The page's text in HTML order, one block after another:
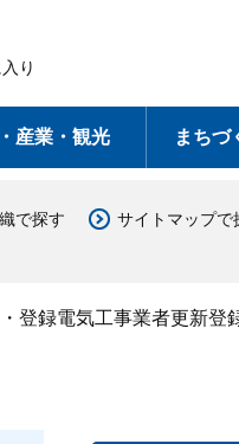
り
産業・観光 まちづ
で探す サイトマップで
登録電気工事業者更新登